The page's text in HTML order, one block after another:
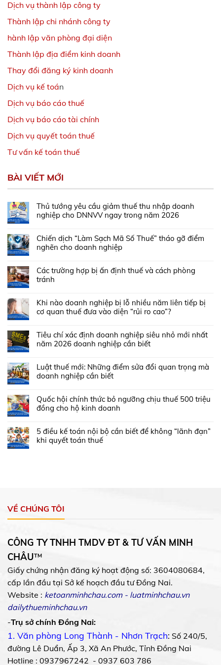
Dịch vụ thành lập công ty
Thành lập chi nhánh công ty
hành lập văn phòng đại diện
Thành lập địa điểm kinh doanh
Thay đổi đăng ký kinh doanh
Dịch vụ kế toán
Dịch vụ báo cáo thuế
Dịch vụ báo cáo tài chính
Dịch vụ quyết toán thuế
Tư vấn kế toán thuế
BÀI VIẾT MỚI
Thủ tướng yêu cầu giảm thuế thu nhập doanh
nghiệp cho DNNVV ngay trong năm 2026
Chiến dịch “Làm Sạch Mã Số Thuế” tháo gỡ điểm
nghẽn cho doanh nghiệp
Các trường hợp bị ấn định thuế và cách phòng
tránh
Khi nào doanh nghiệp bị lỗ nhiều năm liên tiếp bị
cơ quan thuế đưa vào diện “rủi ro cao”?
Tiêu chí xác định doanh nghiệp siêu nhỏ mới nhất
năm 2026 doanh nghiệp cần biết
Luật thuế mới: Những điểm sửa đổi quan trọng mà
doanh nghiệp cần biết
Quốc hội chính thức bỏ ngưỡng chịu thuế 500 triệu
đồng cho hộ kinh doanh
5 điều kế toán nội bộ cần biết để không “lãnh đạn”
khi quyết toán thuế
VỀ CHÚNG TÔI
CÔNG TY TNHH TMDV ĐT & TƯ VẤN MINH
CHÂU™
Giấy chứng nhận đăng ký hoạt động số: 3604080684,
cấp lần đầu tại Sở kế hoạch đầu tư Đồng Nai.
Website : ketoanminhchau.com- luatminhchau.vn
dailythueminhchau.vn
-Trụ sở chính Đồng Nai:
1. Văn phòng Long Thành - Nhơn Trạch: Số 240/5,
đường Lê Duẩn, Ấp 3, Xã An Phước, Tỉnh Đồng Nai
Hotline : 0937967242 - 0937 603 786